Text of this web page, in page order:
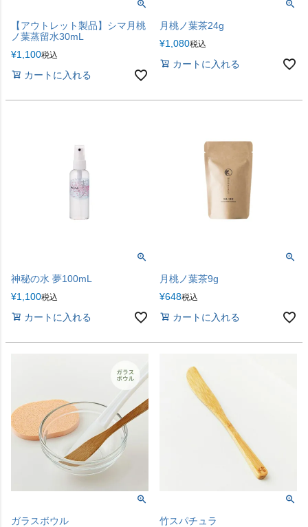
【アウトレット製品】シマ月桃
ノ葉蒸留水30mL
¥1,100税込
カートに入れる
月桃ノ葉茶24g
¥1,080税込
カートに入れる
神秘の水 夢100mL
¥1,100税込
カートに入れる
月桃ノ葉茶9g
¥648税込
カートに入れる
ガラスボウル
竹スパチュラ